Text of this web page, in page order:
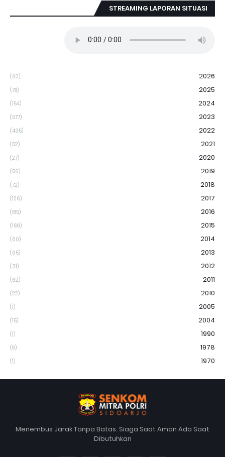
STREAMING LAPORAN SITUASI
2026
(62)
2025
(78)
2024
(154)
2023
(577)
2022
(435)
2021
(52)
2020
(27)
2019
(56)
2018
(72)
2017
(126)
2016
(185)
2015
(169)
2014
(60)
2013
(65)
2012
(31)
2011
(62)
2010
(22)
2005
(1)
2004
(15)
1990
(1)
1978
(9)
1970
(1)
Menembus Jarak Tanpa Batas. Siaga Saat Aman Ada Saat
Dibutuhkan